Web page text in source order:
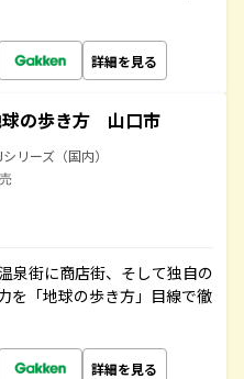
詳細を見る
の歩き方 山口市
リーズ（国内）
泉街に商店街、そして独自の
を「地球の歩き方」目線で徹
詳細を見る